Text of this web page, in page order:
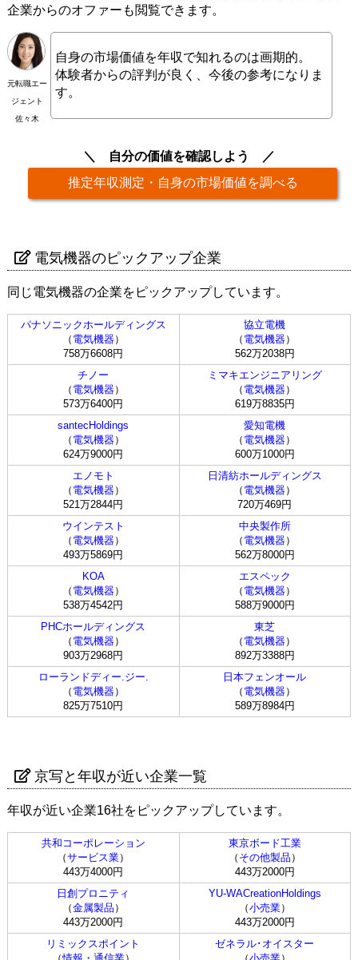
企業からのオファーも閲覧できます。
元転職エー
ジェント
佐々木
自身の市場価値を年収で知れるのは画期的。
体験者からの評判が良く、今後の参考になりま
す。
自分の価値を確認しよう
推定年収測定・自身の市場価値を調べる
電気機器のピックアップ企業
同じ電気機器の企業をピックアップしています。
パナソニックホールディングス
（ 電気機器）
758万6608円
協立電機
（ 電気機器）
562万2038円
チノー
（ 電気機器）
573万6400円
ミマキエンジニアリング
（ 電気機器）
619万8835円
santecHoldings
（ 電気機器）
624万9000円
愛知電機
（ 電気機器）
600万1000円
エノモト
（ 電気機器）
521万2844円
日清紡ホールディングス
（ 電気機器）
720万469円
ウインテスト
（ 電気機器）
493万5869円
中央製作所
（ 電気機器）
562万8000円
KOA
（ 電気機器）
538万4542円
エスペック
（ 電気機器）
588万9000円
PHCホールディングス
（ 電気機器）
903万2968円
東芝
（ 電気機器）
892万3388円
ローランドディー.ジー.
（ 電気機器）
825万7510円
日本フェンオール
（ 電気機器）
589万8984円
京写と年収が近い企業一覧
年収が近い企業16社をピックアップしています。
共和コーポレーション
（サービス業）
443万4000円
東京ボード工業
（ その他製品 ）
443万2000円
日創プロニティ
（金属製品 ）
443万2000円
YU-WACreationHoldings
（小売業）
443万2000円
リミックスポイント
ゼネラル･オイスター